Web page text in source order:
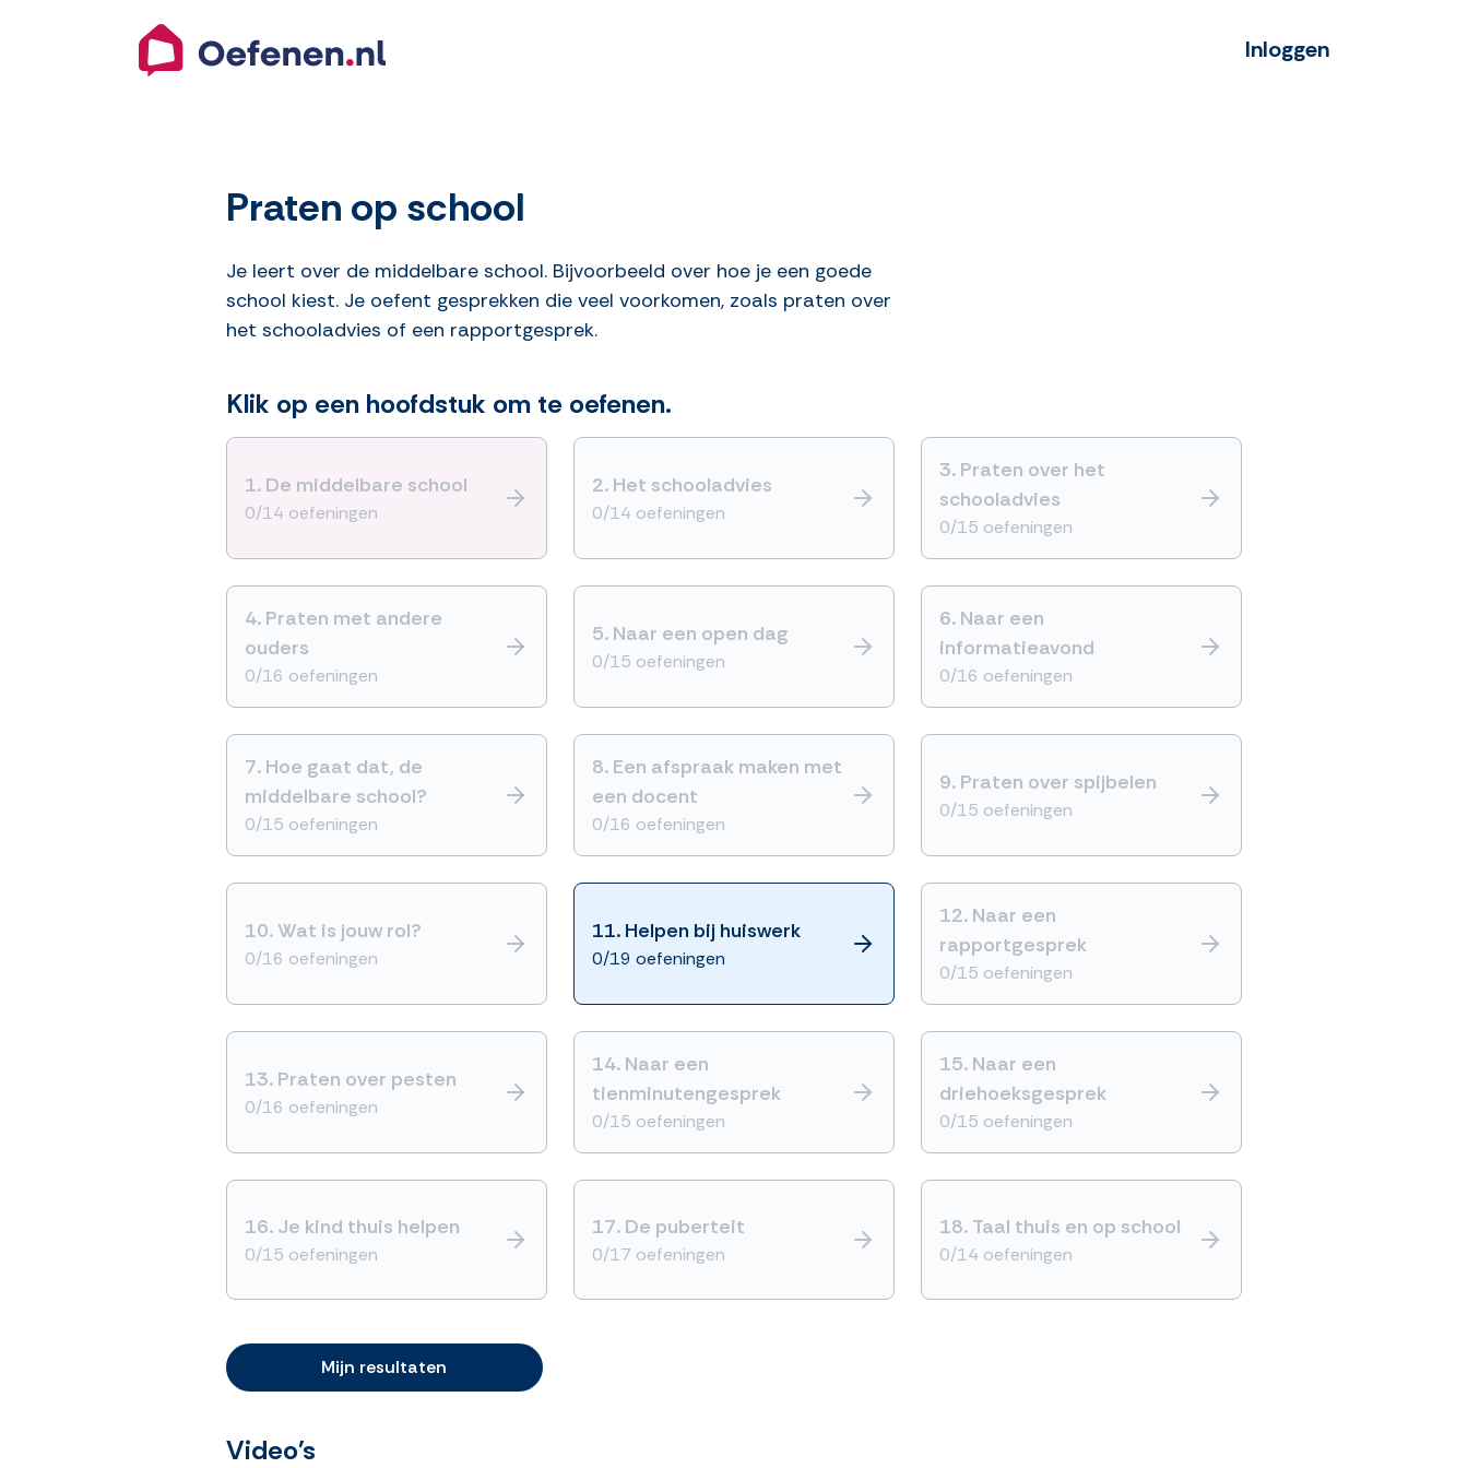
Inloggen
Praten op school
Je leert over de middelbare school. Bijvoorbeeld over hoe je een goede
school kiest. Je oefent gesprekken die veel voorkomen, zoals praten over
het schooladvies of een rapportgesprek.
Klik op een hoofdstuk om te oefenen.
1. De middelbare school
0/14 oefeningen
2. Het schooladvies
0/14 oefeningen
3. Praten over het
schooladvies
0/15 oefeningen
4. Praten met andere
ouders
0/16 oefeningen
5. Naar een open dag
0/15 oefeningen
6. Naar een
informatieavond
0/16 oefeningen
7. Hoe gaat dat, de
middelbare school?
0/15 oefeningen
8. Een afspraak maken met
een docent
0/16 oefeningen
9. Praten over spijbelen
0/15 oefeningen
10.Wat is jouw rol?
0/16 oefeningen
11. Helpen bij huiswerk
0/19 oefeningen
12. Naar een
rapportgesprek
0/15 oefeningen
13. Praten over pesten
0/16 oefeningen
14. Naar een
tienminutengesprek
0/15 oefeningen
15. Naar een
driehoeksgesprek
0/15 oefeningen
16. Je kind thuis helpen
0/15 oefeningen
17. De puberteit
0/17 oefeningen
18. Taal thuis en op school
0/14 oefeningen
Mijn resultaten
Video's